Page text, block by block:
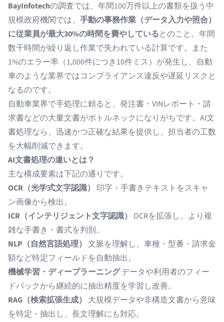
BayInfotechの調査では、年間100万件以上の書類を扱う中
規模政府機関では、 手動の事務作業（データ入力や照合）
に従業員が最大30%の時間を費やしているとのこと。年間
数千時間が繰り返し作業で失われている計算です。また
1%のエラー率（1,000件につき10件ミス）が発生し、自動
車のような業界ではコンプライアンス違反や遅延リスクと
なるのです。
自動車業界で手処理に頼ると、発注書・VINレポート・請
求書などの大量文書がボトルネックになりがちです。AI文
書処理なら、迅速かつ正確な結果を提供し、担当者の工数
を大幅削減できます。
AI文書処理の違いとは？
主な構成要素は下記の通りです。
OCR（光学式文字認識） 印字・手書きテキストをスキャ
ン画像から検出。
ICR（インテリジェント文字認識） OCRを拡張し、より複
雑な手書き・書式を判別。
NLP（自然言語処理） 文脈を理解し、車種・型番・請求金
額など特定フィールドを自動抽出。
機械学習・ディープラーニングデータや利用者のフィー
ドバックから継続的に抽出精度を学習し改善。
RAG（検索拡張生成） 大規模データや非構造文書から意味
を特定・抽出し、長文理解にも対応。